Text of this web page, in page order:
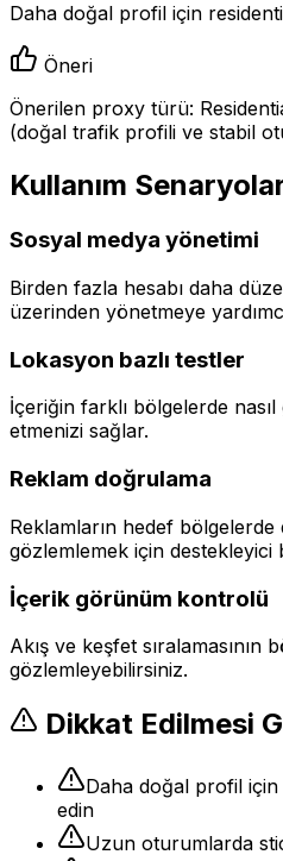
Daha doğal profil için
Öneri
Önerilen proxy türü:
(doğal trafik profili ve stabil
Kullanım
Sosyal medya yönetimi
Birden fazla hesabı daha
üzerinden yönetmeye
Lokasyon bazlı testler
İçeriğin farklı bölgelerde
etmenizi sağlar.
Reklam doğrulama
Reklamların hedef bölgelerde
gözlemlemek için destekleyici
İçerik görünüm kontrolü
Akış ve keşfet sıralamasının
gözlemleyebilirsiniz.
Dikkat Edilmesi
Daha doğal profil
edin
Uzun oturumlarda